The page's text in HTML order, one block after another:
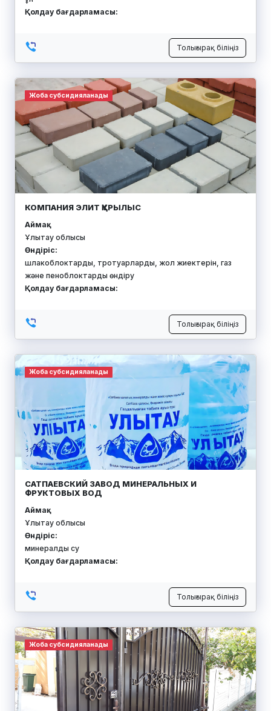
Қолдау бағдарламасы:
Толығырақ біліңіз
Жоба субсидияланады
КОМПАНИЯ ЭЛИТ ҚҰРЫЛЫС
Аймақ:
Ұлытау облысы
Өндіріс:
шлакоблоктарды, тротуарларды, жол жиектерін, газ
және пеноблоктарды өндіру
Қолдау бағдарламасы:
Толығырақ біліңіз
Жоба субсидияланады
САТПАЕВСКИЙ ЗАВОД МИНЕРАЛЬНЫХ И
ФРУКТОВЫХ ВОД
Аймақ:
Ұлытау облысы
Өндіріс:
минералды су
Қолдау бағдарламасы:
Толығырақ біліңіз
Жоба субсидияланады